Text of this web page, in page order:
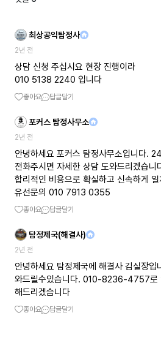
최상공익탐정사
2년 전
상담 신청 주십시요 현장 진행이라
010 5138 2240 입니다
좋아요 답글달기
포커스 탐정사무소
2년 전
안녕하세요 포커스 탐정사무소입니다.
전화주시면 자세한 상담 도와드리겠습니
합리적인 비용으로 확실하고 신속하게
유선문의 010 7913 0355
좋아요 답글달기
탐정제국(해결사)
2년 전
안녕하세요 탐정제국에 해결사 김실장입
와드릴수있습니다. 010-8236-4757로
해드리겠습니다
좋아요 답글달기